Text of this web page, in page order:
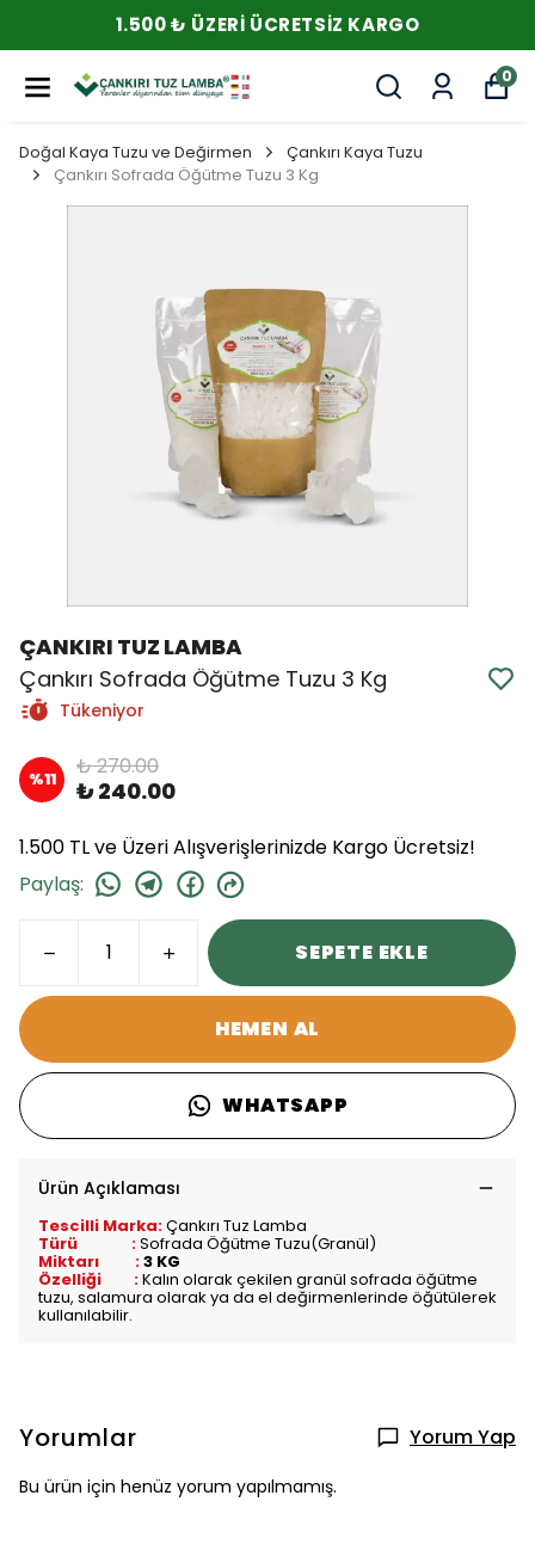
1.500 ₺ ÜZERI ÜCRETSIZ KARGO
0
Doğal Kaya Tuzu ve Değirmen
Çankırı Kaya Tuzu
Çankırı Sofrada Öğütme Tuzu 3 Kg
ÇANKIRI TUZ LAMBA
Çankırı Sofrada Öğütme Tuzu 3 Kg
Tükeniyor
%11 ₺ 270.00
₺ 240.00
1.500 TL ve Üzeri Alışverişlerinizde Kargo Ücretsiz!
Paylaş:
SEPETE EKLE
HEMEN AL
WHATSAPP
Ürün Açıklaması
Tescilli Marka:Çankırı Tuz Lamba
Türü :Sofrada Öğütme Tuzu(Granül)
Miktarı :3 KG
Özelliği :Kalın olarak çekilen granül sofrada öğütme
tuzu, salamura olarak ya da el değirmenlerinde öğütülerek
kullanılabilir.
Yorumlar Yorum Yap
Bu ürün için henüz yorum yapılmamış.